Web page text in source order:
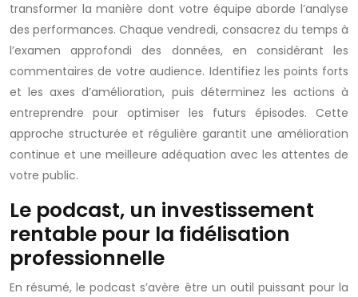
transformer la manière dont votre équipe aborde l’analyse
des performances. Chaque vendredi, consacrez du temps à
l’examen approfondi des données, en considérant les
commentaires de votre audience. Identifiez les points forts
et les axes d’amélioration, puis déterminez les actions à
entreprendre pour optimiser les futurs épisodes. Cette
approche structurée et régulière garantit une amélioration
continue et une meilleure adéquation avec les attentes de
votre public.
Le podcast, un investissement
rentable pour la fidélisation
professionnelle
En résumé, le podcast s’avère être un outil puissant pour la